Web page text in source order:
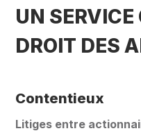
UN
DROIT DES
Contentieux
Litiges entre